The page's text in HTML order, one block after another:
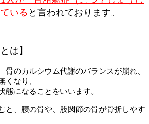
いる と言われております。
は】
骨のカルシウム代謝のバランスが崩れ、
くなり、
態になることをいいます。
と、腰の骨や、股関節の骨が骨折しやす